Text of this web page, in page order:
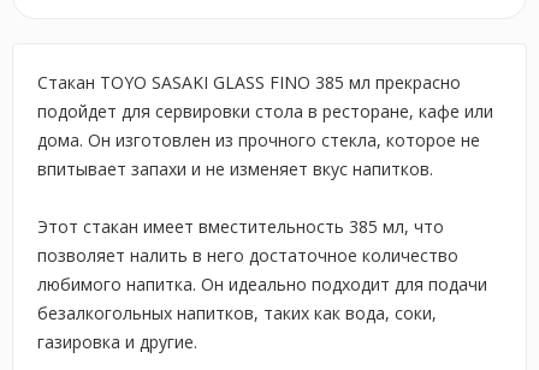
Стакан TOYO SASAKI GLASS FINO 385 мл прекрасно
подойдет для сервировки стола в ресторане, кафе или
дома. Он изготовлен из прочного стекла, которое не
впитывает запахи и не изменяет вкус напитков.
Этот стакан имеет вместительность 385 мл, что
позволяет налить в него достаточное количество
любимого напитка. Он идеально подходит для подачи
безалкогольных напитков, таких как вода, соки,
газировка и другие.